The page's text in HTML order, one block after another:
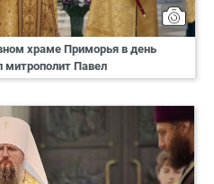
храме Приморья в день
митрополит Павел